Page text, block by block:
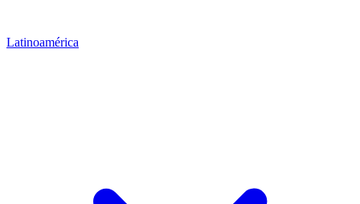
Latinoamérica